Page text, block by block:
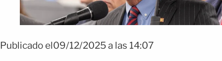
Publicado el09/12/2025 a las 14:07